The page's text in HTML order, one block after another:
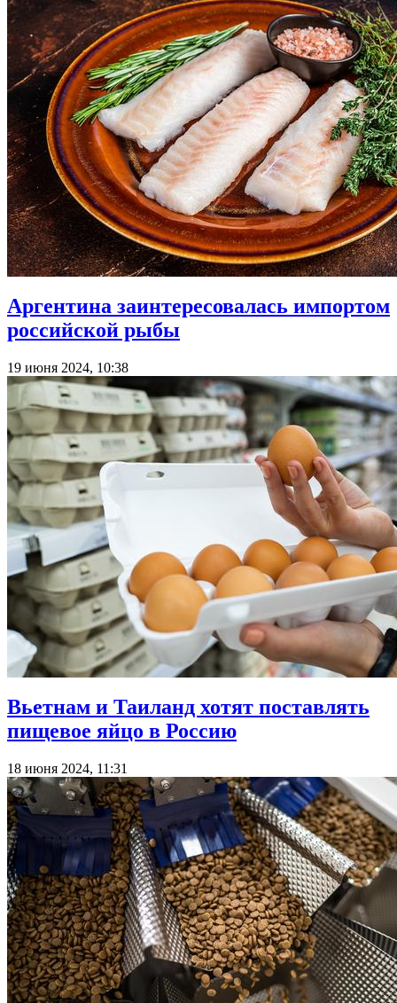
Аргентина заинтересовалась импортом
российской рыбы
19 июня 2024, 10:38
Вьетнам и Таиланд хотят поставлять
пищевое яйцо в Россию
18 июня 2024, 11:31